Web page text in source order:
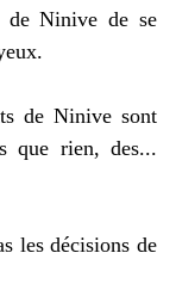
de Ninive de se
de Ninive sont
que rien, des...
les décisions de